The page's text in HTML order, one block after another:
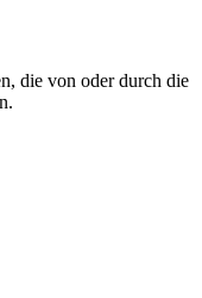
die von oder durch die